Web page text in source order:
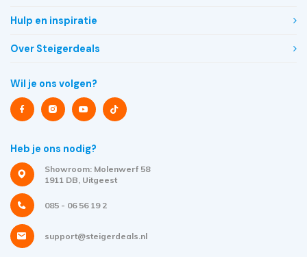
Hulp en inspiratie
Over Steigerdeals
Wil je ons volgen?
Heb je ons nodig?
Showroom: Molenwerf 58
1911 DB, Uitgeest
085 - 06 56 19 2
support@steigerdeals.nl